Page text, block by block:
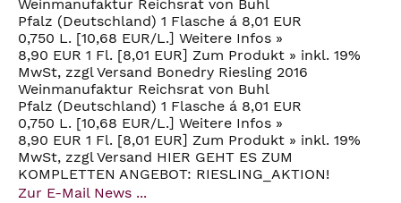
Weinmanufaktur Reichsrat von Buhl
Pfalz (Deutschland) 1 Flasche á 8,01 EUR
0,750 L. [10,68 EUR/L.] Weitere Infos »
8,90 EUR 1 Fl. [8,01 EUR] Zum Produkt » inkl. 19%
MwSt, zzgl Versand Bonedry Riesling 2016
Weinmanufaktur Reichsrat von Buhl
Pfalz (Deutschland) 1 Flasche á 8,01 EUR
0,750 L. [10,68 EUR/L.] Weitere Infos »
8,90 EUR 1 Fl. [8,01 EUR] Zum Produkt » inkl. 19%
MwSt, zzgl Versand HIER GEHT ES ZUM
KOMPLETTEN ANGEBOT: RIESLING_AKTION!
Zur E-Mail News ...